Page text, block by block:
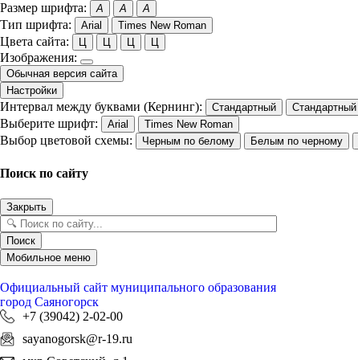
Размер шрифта: A A A
Тип шрифта: Arial Times New Roman
Цвета сайта: Ц Ц Ц Ц
Изображения:
Обычная версия сайта
Настройки
Интервал между буквами (Кернинг): Стандартный Стандартный
Выберите шрифт: Arial Times New Roman
Выбор цветовой схемы: Черным по белому Белым по черному
Поиск по сайту
Закрыть
Поиск
Мобильное меню
Официальный сайт муниципального образования
город Саяногорск
+7 (39042) 2-02-00
sayanogorsk@r-19.ru